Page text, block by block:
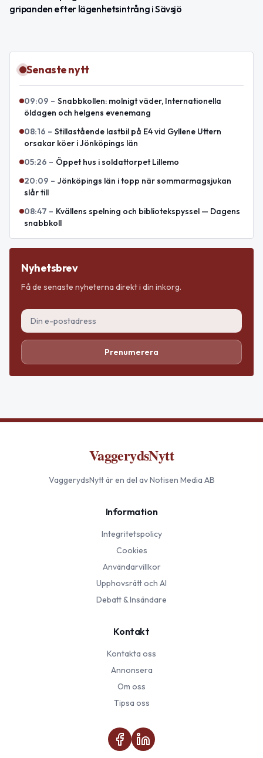
gripanden efter lägenhetsintrång i Sävsjö
Senaste nytt
09:09 – Snabbkollen: molnigt väder, Internationella
öldagen och helgens evenemang
08:16 – Stillastående lastbil på E4 vid Gyllene Uttern
orsakar köer i Jönköpings län
05:26 – Öppet hus i soldattorpet Lillemo
20:09 – Jönköpings län i topp när sommarmagsjukan
slår till
08:47 – Kvällens spelning och bibliotekspyssel — Dagens
snabbkoll
Nyhetsbrev
Få de senaste nyheterna direkt i din inkorg.
Prenumerera
VaggerydsNytt
VaggerydsNyttär en del av Notisen Media AB
Information
Integritetspolicy
Cookies
Användarvillkor
Upphovsrätt och AI
Debatt & Insändare
Kontakt
Kontakta oss
Annonsera
Om oss
Tipsa oss